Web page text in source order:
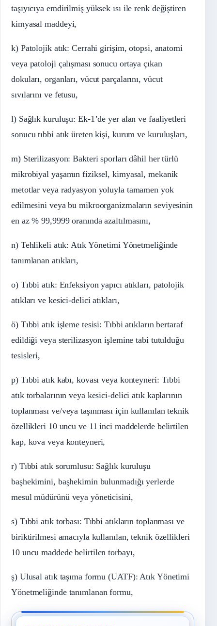
taşıyıcıya emdirilmiş yüksek ısı ile renk değiştiren
kimyasal maddeyi,
k) Patolojik atık: Cerrahi girişim, otopsi, anatomi
veya patoloji çalışması sonucu ortaya çıkan
dokuları, organları, vücut parçalarını, vücut
sıvılarını ve fetusu,
l) Sağlık kuruluşu: Ek-1’de yer alan ve faaliyetleri
sonucu tıbbi atık üreten kişi, kurum ve kuruluşları,
m) Sterilizasyon: Bakteri sporları dâhil her türlü
mikrobiyal yaşamın fiziksel, kimyasal, mekanik
metotlar veya radyasyon yoluyla tamamen yok
edilmesini veya bu mikroorganizmaların seviyesinin
en az % 99,9999 oranında azaltılmasını,
n) Tehlikeli atık: Atık Yönetimi Yönetmeliğinde
tanımlanan atıkları,
o) Tıbbi atık: Enfeksiyon yapıcı atıkları, patolojik
atıkları ve kesici-delici atıkları,
ö) Tıbbi atık işleme tesisi: Tıbbi atıkların bertaraf
edildiği veya sterilizasyon işlemine tabi tutulduğu
tesisleri,
p) Tıbbi atık kabı, kovası veya konteyneri: Tıbbi
atık torbalarının veya kesici-delici atık kaplarının
toplanması ve/veya taşınması için kullanılan teknik
özellikleri 10 uncu ve 11 inci maddelerde belirtilen
kap, kova veya konteyneri,
r) Tıbbi atık sorumlusu: Sağlık kuruluşu
başhekimini, başhekimin bulunmadığı yerlerde
mesul müdürünü veya yöneticisini,
s) Tıbbi atık torbası: Tıbbi atıkların toplanması ve
biriktirilmesi amacıyla kullanılan, teknik özellikleri
10 uncu maddede belirtilen torbayı,
ş) Ulusal atık taşıma formu (UATF): Atık Yönetimi
Yönetmeliğinde tanımlanan formu,